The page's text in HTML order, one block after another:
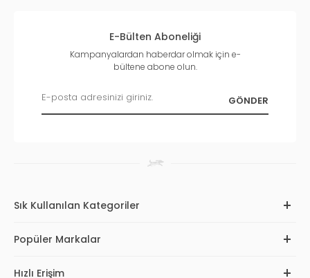
E-Bülten Aboneliği
Kampanyalardan haberdar olmak için e-
bültene abone olun.
Sık Kullanılan Kategoriler
Popüler Markalar
Hızlı Erişim